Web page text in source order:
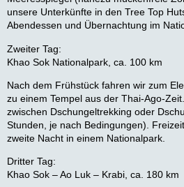
unsere Unterkünfte in den Tree Top
Abendessen und Übernachtung im
Zweiter Tag:
Khao Sok Nationalpark, ca. 100 km
Nach dem Frühstück fahren wir zum
zu einem Tempel aus der Thai-Ago-
zwischen Dschungeltrekking oder
Stunden, je nach Bedingungen).
zweite Nacht in einem Nationalpark.
Dritter Tag:
Khao Sok – Ao Luk – Krabi, ca. 180 km